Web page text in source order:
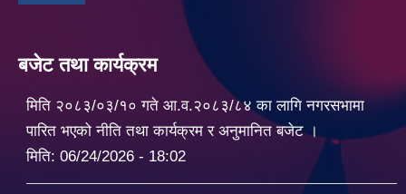
बजेट तथा कार्यक्रम
मिति २०८३/०३/१० गते आ.व.२०८३/८४ का लागि नगरसभामा
पारित भएको नीति तथा कार्यक्रम र अनुमानित बजेट ।
मिति: 06/24/2026 - 18:02